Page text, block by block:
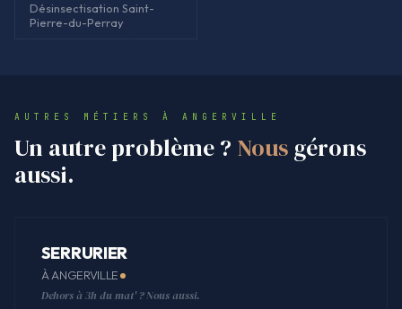
Désinsectisation Saint-
Pierre-du-Perray
AUTRES MÉTIERS À ANGERVILLE
Un autre problème ? Nous gérons
aussi.
SERRURIER
À ANGERVILLE
Dehors à 3h du mat' ? Nous aussi.